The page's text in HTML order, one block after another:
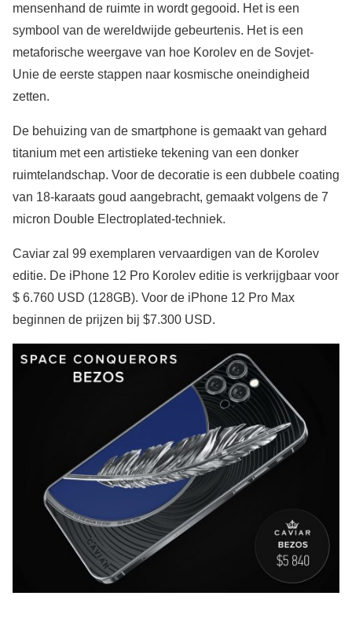
mensenhand de ruimte in wordt gegooid. Het is een
symbool van de wereldwijde gebeurtenis. Het is een
metaforische weergave van hoe Korolev en de Sovjet-
Unie de eerste stappen naar kosmische oneindigheid
zetten.
De behuizing van de smartphone is gemaakt van gehard
titanium met een artistieke tekening van een donker
ruimtelandschap. Voor de decoratie is een dubbele coating
van 18-karaats goud aangebracht, gemaakt volgens de 7
micron Double Electroplated-techniek.
Caviar zal 99 exemplaren vervaardigen van de Korolev
editie. De iPhone 12 Pro Korolev editie is verkrijgbaar voor
$ 6.760 USD (128GB). Voor de iPhone 12 Pro Max
beginnen de prijzen bij $7.300 USD.